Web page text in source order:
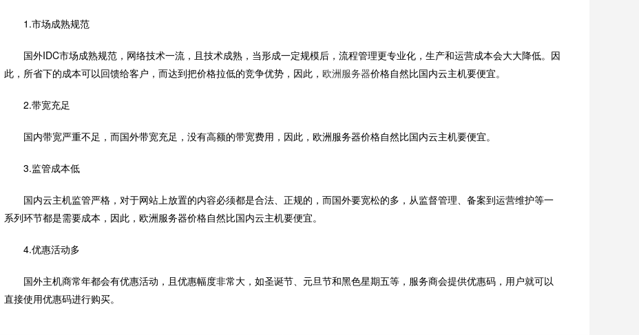
1.市场成熟规范
国外IDC市场成熟规范，网络技术一流，且技术成熟，当形成一定规模后，流程管理更专业化，生产和运营成本会大大降低。因
此，所省下的成本可以回馈给客户，而达到把价格拉低的竞争优势，因此， 欧洲服务器价格自然比国内云主机要便宜。
2.带宽充足
国内带宽严重不足，而国外带宽充足，没有高额的带宽费用，因此，欧洲服务器价格自然比国内云主机要便宜。
3.监管成本低
国内云主机监管严格，对于网站上放置的内容必须都是合法、正规的，而国外要宽松的多，从监督管理、备案到运营维护等一
系列环节都是需要成本，因此，欧洲服务器价格自然比国内云主机要便宜。
4.优惠活动多
国外主机商常年都会有优惠活动，且优惠幅度非常大，如圣诞节、元旦节和黑色星期五等，服务商会提供优惠码，用户就可以
直接使用优惠码进行购买。